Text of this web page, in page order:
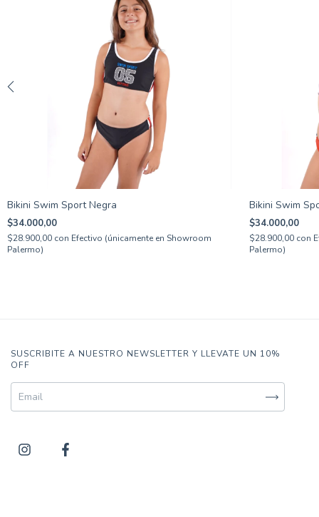
Bikini Swim Sport Negra
$34.000,00
$28.900,00 con Efectivo (únicamente en Showroom
Palermo)
Bikini Swim
$34.000,00
$28.900,00 con
Palermo)
SUSCRIBITE A NUESTRO NEWSLETTER Y LLEVATE UN 10%
OFF